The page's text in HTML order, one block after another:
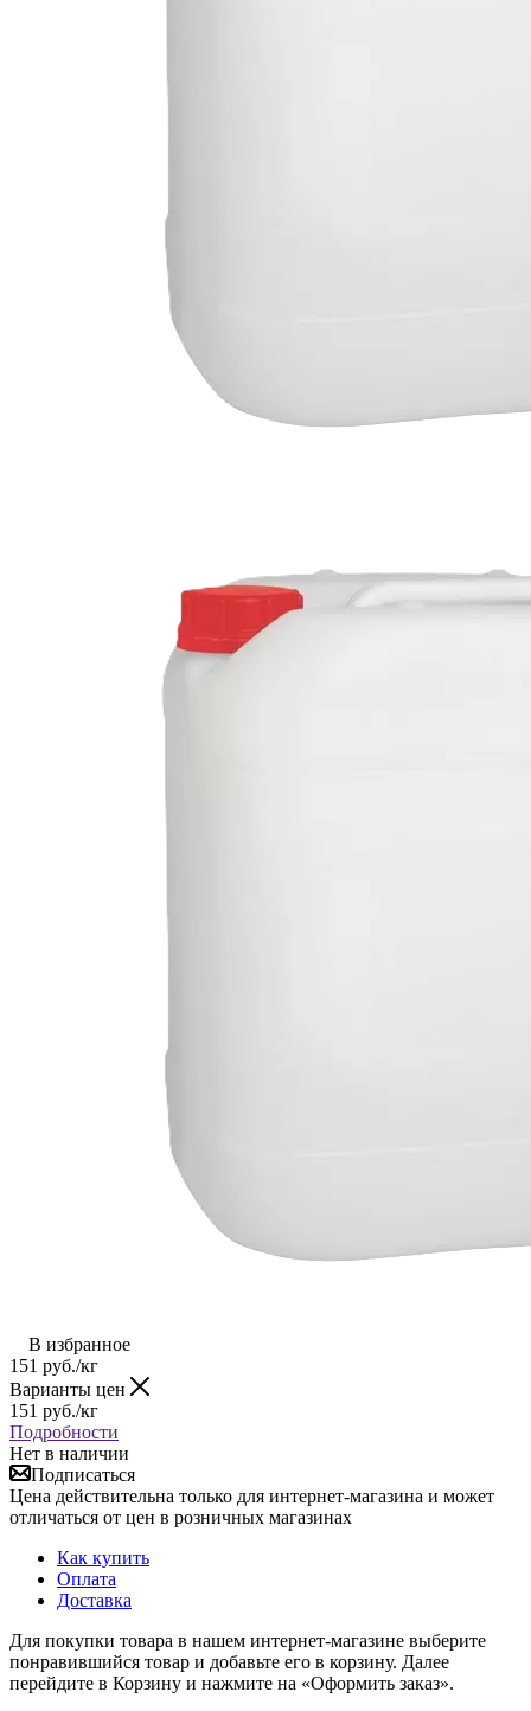
В избранное
151 руб./кг
Варианты цен
151 руб./кг
Подробности
Нет в наличии
Подписаться
Цена действительна только для интернет-магазина и может
отличаться от цен в розничных магазинах
Как купить
Оплата
Доставка
Для покупки товара в нашем интернет-магазине выберите
понравившийся товар и добавьте его в корзину. Далее
перейдите в Корзину и нажмите на «Оформить заказ».